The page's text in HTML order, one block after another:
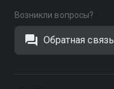
Возникли вопросы?
Обратная связь